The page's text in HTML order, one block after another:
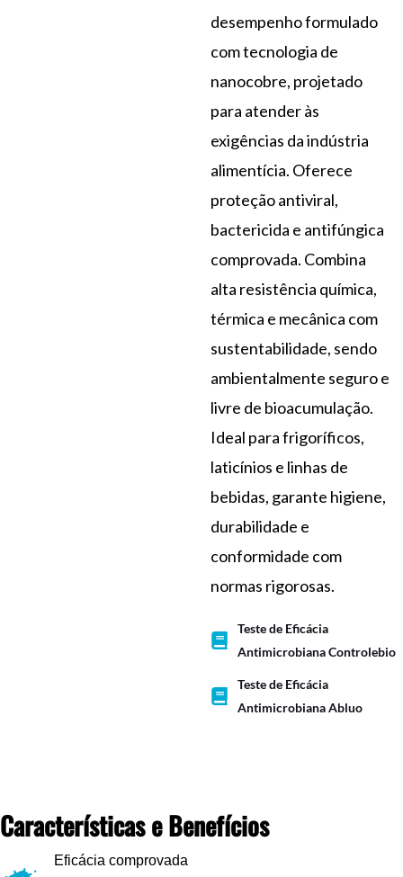
m
desempenho formulado
com tecnologia de
nanocobre, projetado
para atender às
exigências da indústria
alimentícia. Oferece
proteção antiviral,
bactericida e antifúngica
comprovada. Combina
alta resistência química,
térmica e mecânica com
sustentabilidade, sendo
ambientalmente seguro e
livre de bioacumulação.
Ideal para frigoríficos,
laticínios e linhas de
bebidas, garante higiene,
durabilidade e
conformidade com
normas rigorosas.
Teste de Eficácia
Antimicrobiana Controlebio
Teste de Eficácia
Antimicrobiana Abluo
Características e Benefícios
Eficácia comprovada